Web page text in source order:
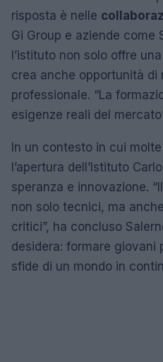
risposta è nelle
Gi Group e aziende come
l’istituto non solo offre
crea anche opportunità
professionale. “La
esigenze reali del
In un contesto in cui
l’apertura dell’Istituto
speranza e innovazione.
non solo tecnici, ma
critici”, ha concluso
desidera: formare giovani
sfide di un mondo in